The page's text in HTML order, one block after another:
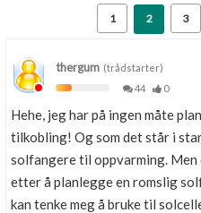
Skaff dokumentasjon som
Kundeservice
Få svar på det du lurer på
Kom i gang med
Se din bolig? Klikk her
1 2 3
thergum (trådstarter)
44
0
Hehe, jeg har på ingen måte
tilkobling! Og som det står i
solfangere til oppvarming. Men
etter å planlegge en romslig
kan tenke meg å bruke til